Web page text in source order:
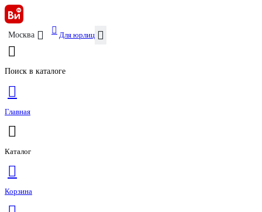
Москва Для юрлиц
Поиск в каталоге
Главная
Каталог
Корзина